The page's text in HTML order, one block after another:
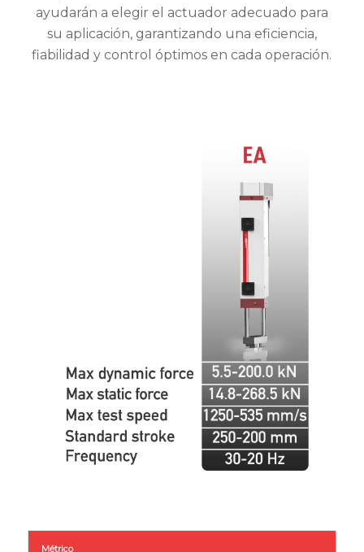
ayudarán a elegir el actuador adecuado para
su aplicación, garantizando una eficiencia,
fiabilidad y control óptimos en cada operación.
Métrico